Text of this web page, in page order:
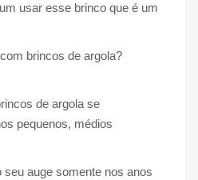
usar esse brinco que é um
brincos de argola?
de argola se
pequenos, médios
seu auge somente nos anos